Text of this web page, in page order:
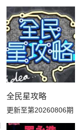
全民星攻略
更新至第20260806期